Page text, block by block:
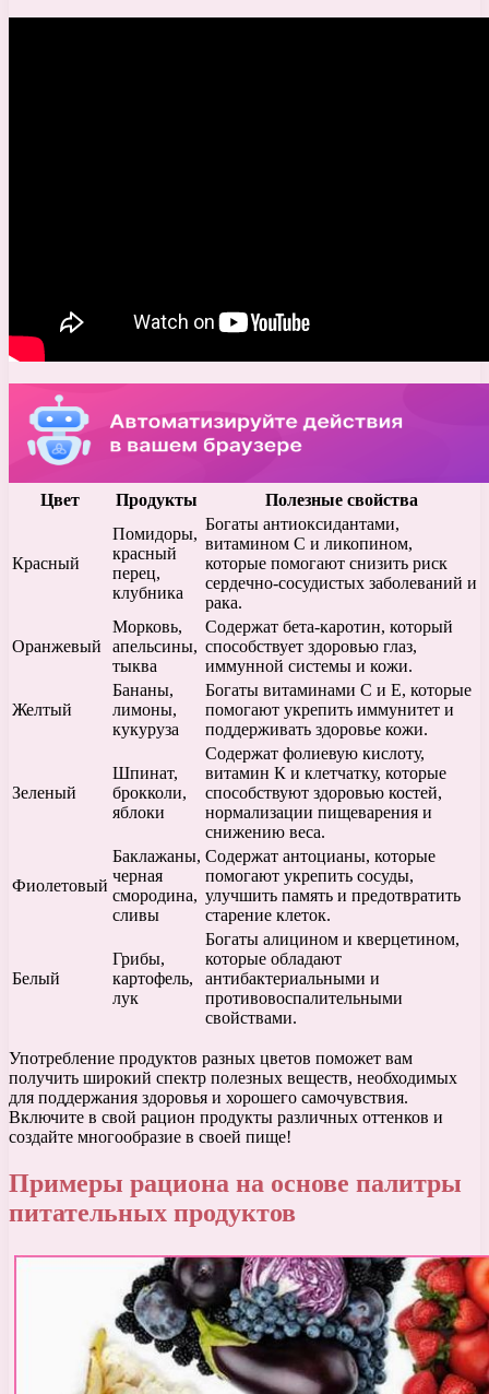
Цвет Продукты Полезные свойства
Красный
Помидоры,
красный
перец,
клубника
Богаты антиоксидантами,
витамином С и ликопином,
которые помогают снизить риск
сердечно-сосудистых заболеваний и
рака.
Оранжевый
Морковь,
апельсины,
тыква
Содержат бета-каротин, который
способствует здоровью глаз,
иммунной системы и кожи.
Желтый
Бананы,
лимоны,
кукуруза
Богаты витаминами С и Е, которые
помогают укрепить иммунитет и
поддерживать здоровье кожи.
Зеленый
Шпинат,
брокколи,
яблоки
Содержат фолиевую кислоту,
витамин К и клетчатку, которые
способствуют здоровью костей,
нормализации пищеварения и
снижению веса.
Фиолетовый
Баклажаны,
черная
смородина,
сливы
Содержат антоцианы, которые
помогают укрепить сосуды,
улучшить память и предотвратить
старение клеток.
Белый
Грибы,
картофель,
лук
Богаты алицином и кверцетином,
которые обладают
антибактериальными и
противовоспалительными
свойствами.
Употребление продуктов разных цветов поможет вам
получить широкий спектр полезных веществ, необходимых
для поддержания здоровья и хорошего самочувствия.
Включите в свой рацион продукты различных оттенков и
создайте многообразие в своей пище!
Примеры рациона на основе палитры
питательных продуктов